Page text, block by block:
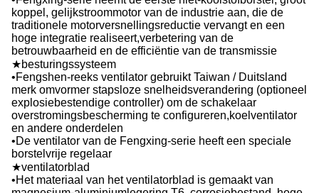
koppel, gelijkstroommotor van de industrie aan, die de
traditionele motorversnellingsreductie vervangt en een
hoge integratie realiseert,verbetering van de
betrouwbaarheid en de efficiëntie van de transmissie
★besturingssysteem
•Fengshen-reeks ventilator gebruikt Taiwan / Duitsland
merk omvormer stapsloze snelheidsverandering (optioneel
explosiebestendige controller) om de schakelaar
overstromingsbescherming te configureren,koelventilator
en andere onderdelen
•De ventilator van de Fengxing-serie heeft een speciale
borstelvrije regelaar
★ventilatorblad
•Het materiaal van het ventilatorblad is gemaakt van